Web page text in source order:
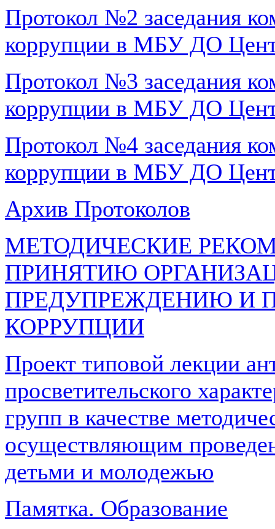
Протокол №2 заседания
коррупции в МБУ ДО
Протокол №3 заседания
коррупции в МБУ ДО
Протокол №4 заседания
коррупции в МБУ ДО
Архив Протоколов
МЕТОДИЧЕСКИЕ
ПРИНЯТИЮ
ПРЕДУПРЕЖДЕНИЮ И
КОРРУПЦИИ
Проект типовой лекции
просветительского
групп в качестве
осуществляющим
детьми и молодежью
Памятка. Образование